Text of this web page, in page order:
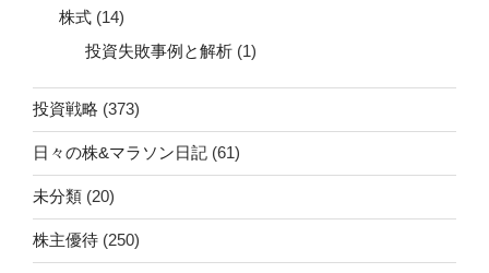
株式 (14)
投資失敗事例と解析 (1)
投資戦略 (373)
日々の株&マラソン日記 (61)
未分類 (20)
株主優待 (250)